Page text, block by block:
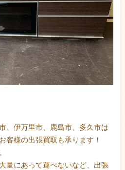
、伊万里市、鹿島市、多久市は
客様の出張買取も承ります！
量にあって運べないなど、出張